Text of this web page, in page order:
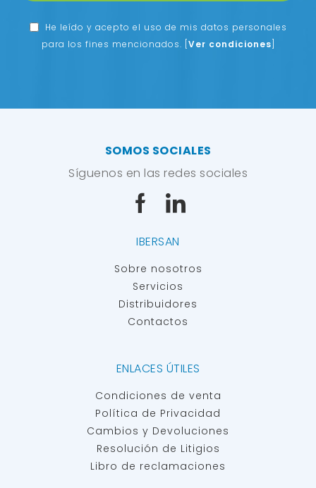
He leído y acepto el uso de mis datos personales
para los fines mencionados. Ver condiciones
IBERSAN
Sobre nosotros
Servicios
Distribuidores
Contactos
SOMOS SOCIALES
Síguenos en las redes sociales
ENLACES ÚTILES
Condiciones de venta
Política de Privacidad
Cambios y Devoluciones
Resolución de Litigios
Libro de reclamaciones